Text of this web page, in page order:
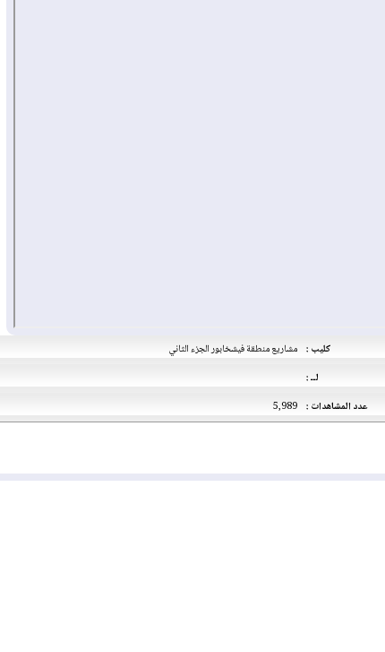
مشاريع منطقة فيشخابور الجزء الثاني كليب :
لــ :
5,989 عدد المشاهدات :